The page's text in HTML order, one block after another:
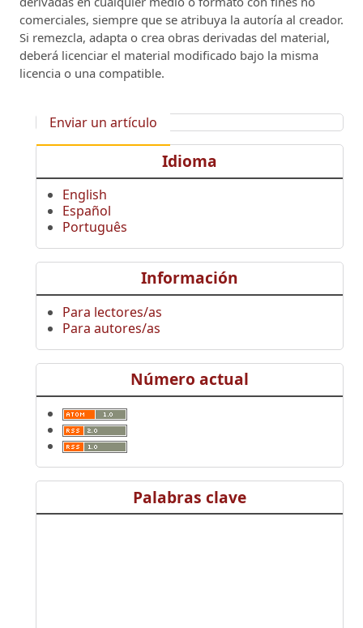
comerciales, siempre que se atribuya la autoría al creador.
Si remezcla, adapta o crea obras derivadas del material,
deberá licenciar el material modificado bajo la misma
licencia o una compatible.
Enviar un artículo
Idioma
English
Español
Português
Información
Para lectores/as
Para autores/as
Número actual
Palabras clave